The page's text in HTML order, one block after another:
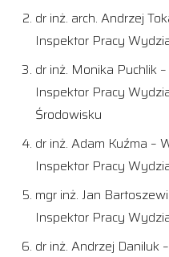
dr inż. arch. Andrzej
Inspektor Pracy
dr inż. Monika Puchlik
Inspektor Pracy
Środowisku
dr inż. Adam Kuźma –
Inspektor Pracy
mgr inż. Jan
Inspektor Pracy
dr inż. Andrzej Daniluk